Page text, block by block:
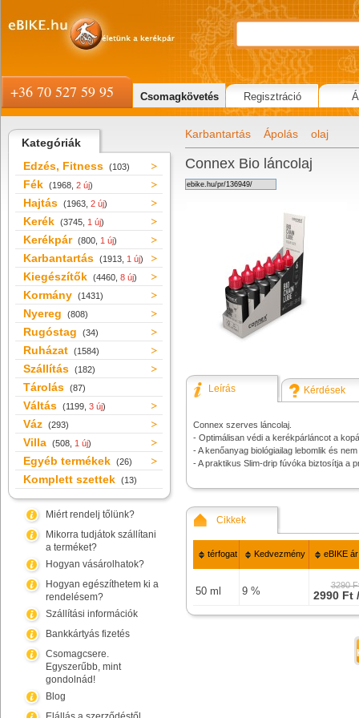
Kategóriák
Edzés, Fitness (103)
Fék (1968, 2 új)
Hajtás (1963, 2 új)
Kerék (3745, 1 új)
Kerékpár (800, 1 új)
Karbantartás (1913, 1 új)
Kiegészítők (4460, 8 új)
Kormány (1431)
Nyereg (808)
Rugóstag (34)
Ruházat (1584)
Szállítás (182)
Tárolás (87)
Váltás (1199, 3 új)
Váz (293)
Villa (508, 1 új)
Egyéb termékek (26)
Komplett szettek (13)
Miért rendelj tőlünk?
Mikorra tudjátok szállítani
a terméket?
Hogyan vásárolhatok?
Hogyan egészíthetem ki a
rendelésem?
Szállítási információk
Bankkártyás fizetés
Csomagcsere.
Egyszerűbb, mint
gondolnád!
Blog
Karbantartás Ápolás olaj
Connex Bio láncolaj
Leírás Kérdések
Connex szerves láncolaj.
- Optimálisan védi a kerékpárláncot a
- A kenőanyag biológiailag lebomlik és
- A praktikus Slim-drip fúvóka biztosítja a
Cikkek
térfogat Kedvezmény eBIKE ár
50 ml 9 % 3290
2990 Ft
+36 70 527 59 95 Csomagkövetés Regisztráció